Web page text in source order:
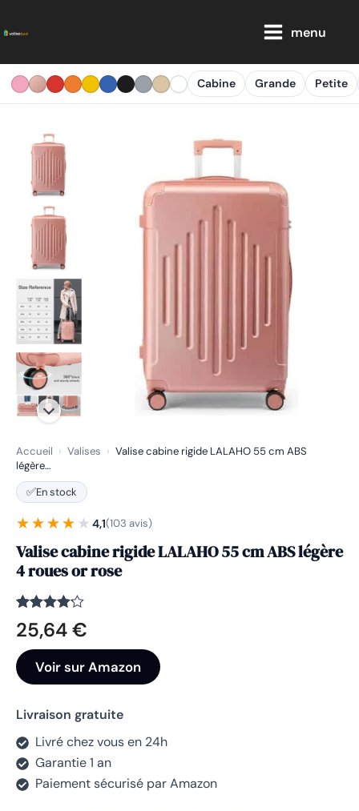
au
menu
Cabine Grande Petite
Accueil › Valises › Valise cabine rigide LALAHO 55 cm ABS
légère…
✅En stock
★★★★★
★★★★★ 4,1(103 avis)
Valise cabine rigide LALAHO 55 cm ABS légère
4 roues or rose
Noté
4.1
sur 5
sur
103
notations
client
25,64€
Voir sur Amazon
Livraison gratuite
Livré chez vous en 24h
Garantie 1 an
Paiement sécurisé par Amazon